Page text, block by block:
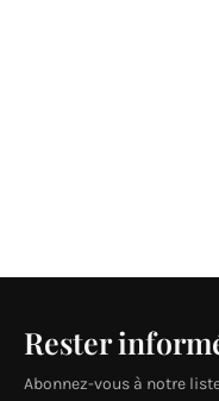
Rester
Abonnez-vous à notre